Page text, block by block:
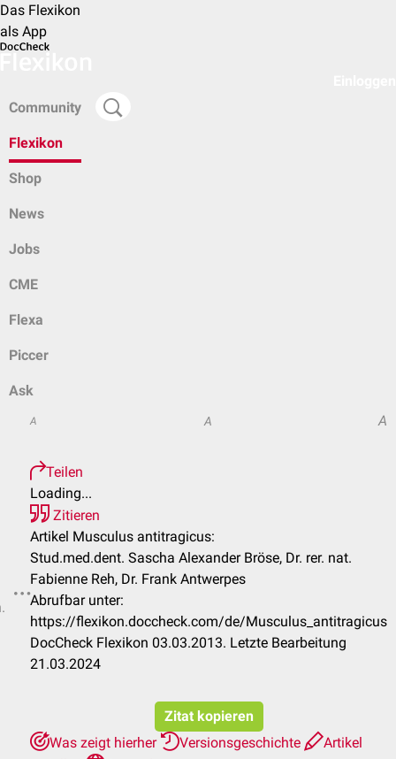
Das Flexikon
als App
Community
Flexikon
Shop
News
Jobs
CME
Flexa
Piccer
Ask
A A A
Teilen
Loading...
Zitieren
Artikel Musculus antitragicus:
Stud.med.dent. Sascha Alexander Bröse, Dr. rer. nat.
Fabienne Reh, Dr. Frank Antwerpes
Abrufbar unter:
https://flexikon.doccheck.com/de/Musculus_antitragicus
DocCheck Flexikon 03.03.2013. Letzte Bearbeitung
21.03.2024
Zitat kopieren
Was zeigt hierher
Versionsgeschichte
Artikel